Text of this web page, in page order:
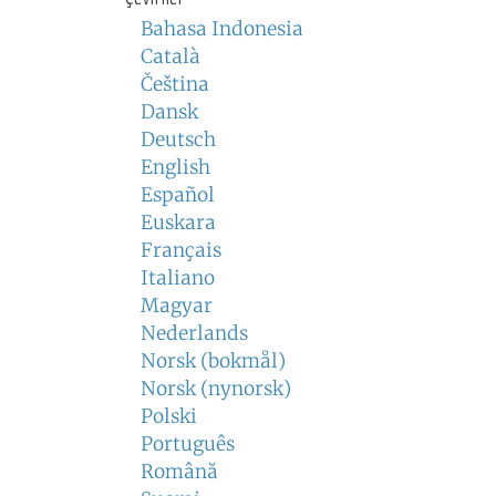
Bahasa Indonesia
Català
Čeština
Dansk
Deutsch
English
Español
Euskara
Français
Italiano
Magyar
Nederlands
Norsk (bokmål)
Norsk (nynorsk)
Polski
Português
Română